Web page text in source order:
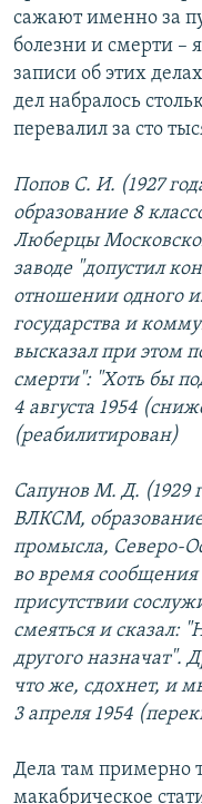
сажают именно за
болезни и смерти –
записи об этих
дел набралось
перевалил за сто
Попов С. И. (1927
образование 8
Люберцы
заводе "допустил
отношении одного
государства и
высказал при этом
смерти": "Хоть бы
4 августа 1954
(реабилитирован)
Сапунов М. Д. (1929
ВЛКСМ,
промысла, Северо-
во время сообщения
присутствии
смеяться и сказал:
другого назначат".
что же, сдохнет, и
3 апреля 1954
Дела там примерно
макабрическое